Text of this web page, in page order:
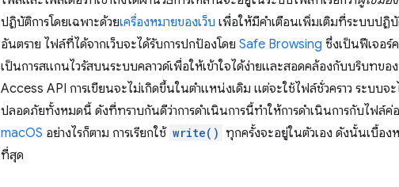
ปฏิบัติการโดยเฉพาะด้วยเครื่องหมายของเว็บ เพื่อให้มีคำเตือนเพิ่มเติมที่ระบบปฏิ
อันตราย ไฟล์ที่ได้จากเว็บจะได้รับการปกป้องโดย Safe Browsing ซึ่งเป็นฟีเจอร์
เป็นการสแกนไวรัสบนระบบคลาวด์เพื่อให้เข้าใจได้ง่ายและสอดคล้องกับบริบทข
Access API การเขียนจะไม่เกิดขึ้นในตำแหน่งเดิม แต่จะใช้ไฟล์ชั่วคราว ระบบจ
ปลอดภัยทั้งหมดนี้ ดังที่ทราบกันดีว่าการดำเนินการนี้ทำให้การดำเนินการกับไฟล์
macOS อย่างไรก็ตาม การเรียกใช้ write() ทุกครั้งจะอยู่ในตัวเอง ดังนั้นเบื้อ
ที่สุด